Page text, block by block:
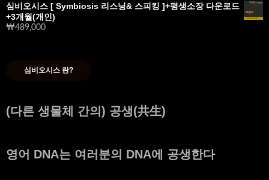
가
심비오시스 [ Symbiosis 리스닝& 스피킹 ]+평생소장 다운로드
+3개월(개인)
₩489,000
심비오시스 란?
(다른 생물체 간의) 공생(共生)
영어 DNA는 여러분의 DNA에 공생한다